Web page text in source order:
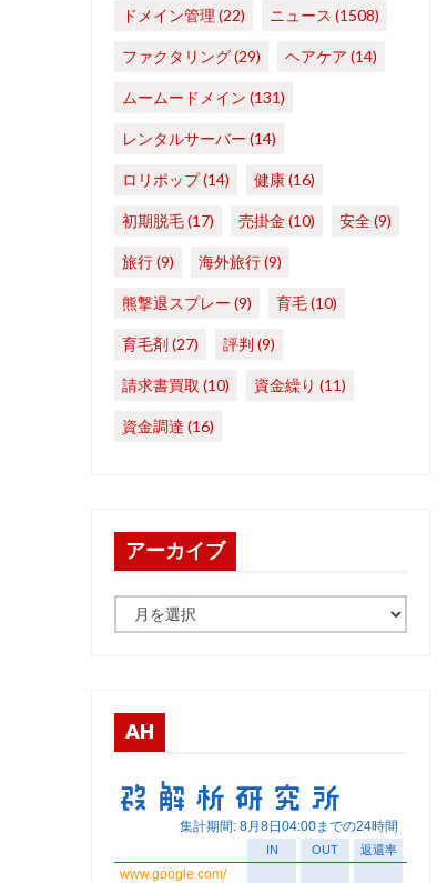
ドメイン管理 (22) ニュース (1508)
ファクタリング(29) ヘアケア (14)
ムームードメイン (131)
レンタルサーバー (14)
ロリポップ(14) 健康(16)
初期脱毛(17) 売掛金 (10) 安全(9)
旅行(9) 海外旅行(9)
熊撃退スプレー (9) 育毛(10)
育毛剤(27) 評判 (9)
請求書買取 (10) 資金繰り (11)
資金調達 (16)
アーカイブ
AH